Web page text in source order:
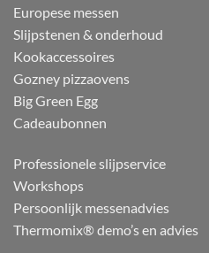
Europese messen
Slijpstenen & onderhoud
Kookaccessoires
Gozney pizzaovens
Big Green Egg
Cadeaubonnen
Professionele slijpservice
Workshops
Persoonlijk messenadvies
Thermomix® demo’s en advies